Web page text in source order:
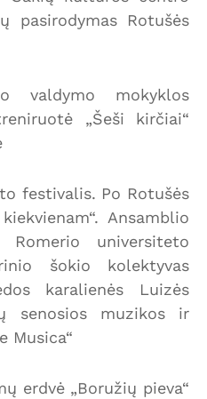
pasirodymas Rotušės
valdymo mokyklos
„Šeši kirčiai“
festivalis. Po Rotušės
Ansamblio
Romerio universiteto
šokio kolektyvas
karalienės Luizės
senosios muzikos ir
Musica“
erdvė „Boružių pieva“